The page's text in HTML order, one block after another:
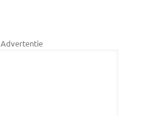
Advertentie